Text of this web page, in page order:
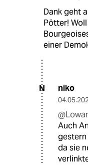
Dank geht
Pötter! Woll
einer
N niko
Auch
gestern
da sie